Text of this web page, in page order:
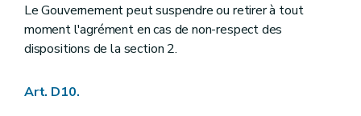
Le Gouvernement peut suspendre ou retirer à tout
moment l'agrément en cas de non-respect des
dispositions de la section 2.
Art. D10.